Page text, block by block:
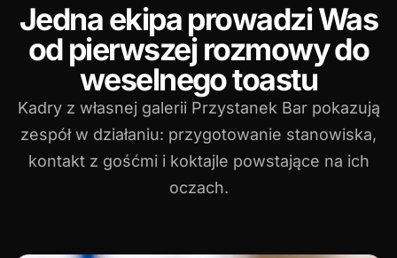
Jedna ekipa prowadzi Was
od pierwszej rozmowy do
weselnego toastu
Kadry z własnej galerii Przystanek Bar pokazują
zespół w działaniu: przygotowanie stanowiska,
kontakt z gośćmi i koktajle powstające na ich
oczach.